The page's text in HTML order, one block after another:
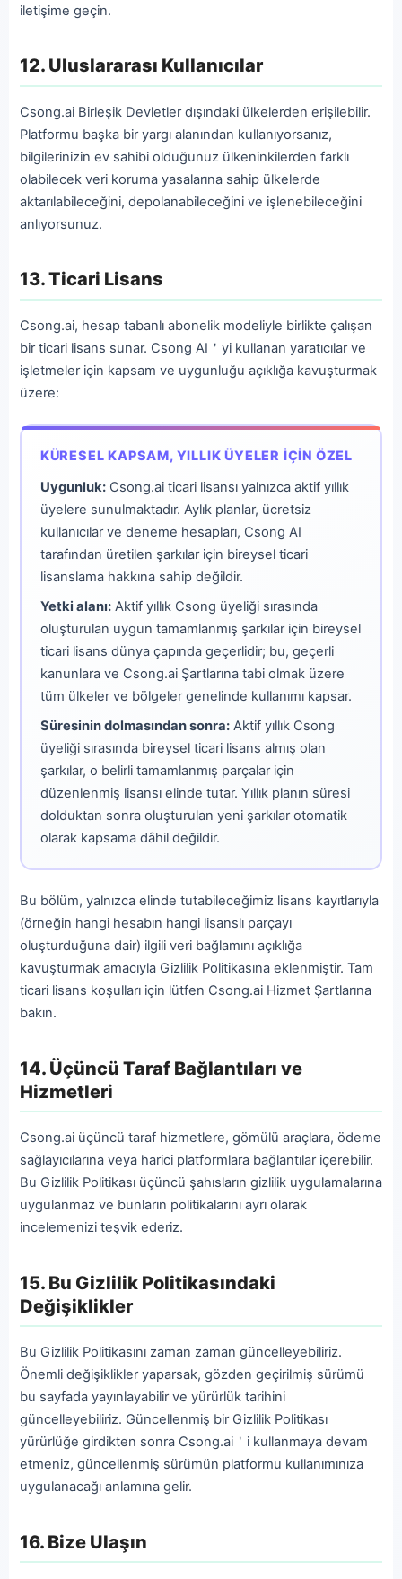
iletişime geçin.
12. Uluslararası Kullanıcılar
Csong.ai Birleşik Devletler dışındaki ülkelerden erişilebilir.
Platformu başka bir yargı alanından kullanıyorsanız,
bilgilerinizin ev sahibi olduğunuz ülkeninkilerden farklı
olabilecek veri koruma yasalarına sahip ülkelerde
aktarılabileceğini, depolanabileceğini ve işlenebileceğini
anlıyorsunuz.
13. Ticari Lisans
Csong.ai, hesap tabanlı abonelik modeliyle birlikte çalışan
bir ticari lisans sunar. Csong AI＇yi kullanan yaratıcılar ve
işletmeler için kapsam ve uygunluğu açıklığa kavuşturmak
üzere:
KÜRESEL KAPSAM, YILLIK ÜYELER İÇIN ÖZEL
Uygunluk:Csong.ai ticari lisansı yalnızca aktif yıllık
üyelere sunulmaktadır. Aylık planlar, ücretsiz
kullanıcılar ve deneme hesapları, Csong AI
tarafından üretilen şarkılar için bireysel ticari
lisanslama hakkına sahip değildir.
Yetki alanı:Aktif yıllık Csong üyeliği sırasında
oluşturulan uygun tamamlanmış şarkılar için bireysel
ticari lisans dünya çapında geçerlidir; bu, geçerli
kanunlara ve Csong.ai Şartlarına tabi olmak üzere
tüm ülkeler ve bölgeler genelinde kullanımı kapsar.
Süresinin dolmasından sonra:Aktif yıllık Csong
üyeliği sırasında bireysel ticari lisans almış olan
şarkılar, o belirli tamamlanmış parçalar için
düzenlenmiş lisansı elinde tutar. Yıllık planın süresi
dolduktan sonra oluşturulan yeni şarkılar otomatik
olarak kapsama dâhil değildir.
Bu bölüm, yalnızca elinde tutabileceğimiz lisans kayıtlarıyla
(örneğin hangi hesabın hangi lisanslı parçayı
oluşturduğuna dair) ilgili veri bağlamını açıklığa
kavuşturmak amacıyla Gizlilik Politikasına eklenmiştir. Tam
ticari lisans koşulları için lütfen Csong.ai Hizmet Şartlarına
bakın.
14. Üçüncü Taraf Bağlantıları ve
Hizmetleri
Csong.ai üçüncü taraf hizmetlere, gömülü araçlara, ödeme
sağlayıcılarına veya harici platformlara bağlantılar içerebilir.
Bu Gizlilik Politikası üçüncü şahısların gizlilik uygulamalarına
uygulanmaz ve bunların politikalarını ayrı olarak
incelemenizi teşvik ederiz.
15. Bu Gizlilik Politikasındaki
Değişiklikler
Bu Gizlilik Politikasını zaman zaman güncelleyebiliriz.
Önemli değişiklikler yaparsak, gözden geçirilmiş sürümü
bu sayfada yayınlayabilir ve yürürlük tarihini
güncelleyebiliriz. Güncellenmiş bir Gizlilik Politikası
yürürlüğe girdikten sonra Csong.ai＇i kullanmaya devam
etmeniz, güncellenmiş sürümün platformu kullanımınıza
uygulanacağı anlamına gelir.
16. Bize Ulaşın